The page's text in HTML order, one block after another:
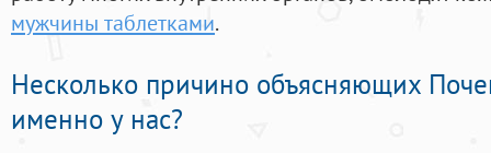
мужчины таблетками.
Несколько причино объясняющих
именно у нас?